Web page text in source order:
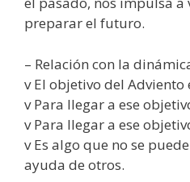
preparar el futuro.
– Relación con la
v El objetivo del Adviento
v Para llegar a ese
v Para llegar a ese
v Es algo que no se
ayuda de otros.